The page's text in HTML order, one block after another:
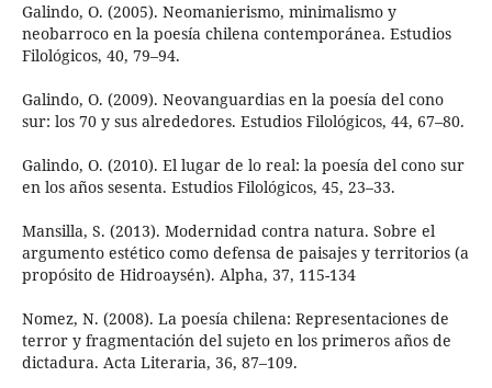
Galindo, O. (2005). Neomanierismo, minimalismo y
neobarroco en la poesía chilena contemporánea. Estudios
Filológicos, 40, 79–94.
Galindo, O. (2009). Neovanguardias en la poesía del cono
sur: los 70 y sus alrededores. Estudios Filológicos, 44, 67–80.
Galindo, O. (2010). El lugar de lo real: la poesía del cono sur
en los años sesenta. Estudios Filológicos, 45, 23–33.
Mansilla, S. (2013). Modernidad contra natura. Sobre el
argumento estético como defensa de paisajes y territorios (a
propósito de Hidroaysén). Alpha, 37, 115-134
Nomez, N. (2008). La poesía chilena: Representaciones de
terror y fragmentación del sujeto en los primeros años de
dictadura. Acta Literaria, 36, 87–109.